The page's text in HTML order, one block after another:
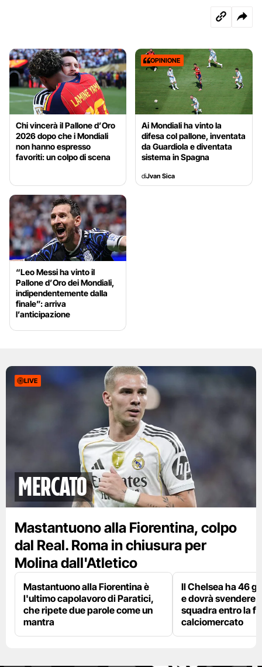
Chi vincerà il Pallone d’Oro
2026 dopo che i Mondiali
non hanno espresso
favoriti: un colpo di scena
OPINIONE
Ai Mondiali ha vinto la
difesa col pallone, inventata
da Guardiola e diventata
sistema in Spagna
diJvan Sica
“Leo Messi ha vinto il
Pallone d’Oro dei Mondiali,
indipendentemente dalla
finale”: arriva
l’anticipazione
LIVE
mercato
Mastantuono alla Fiorentina, colpo
dal Real. Roma in chiusura per
Molina dall'Atletico
Mastantuono alla Fiorentina è
l'ultimo capolavoro di Paratici,
che ripete due parole come un
mantra
Il Chelsea ha 46
e dovrà svendere
squadra entro la
calciomercato